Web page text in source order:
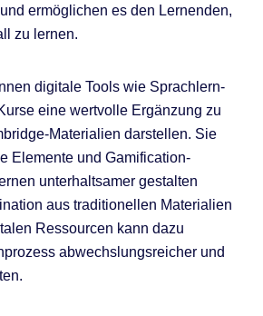
ermöglichen es den Lernenden,
zu lernen.
digitale Tools wie Sprachlern-
eine wertvolle Ergänzung zu
Materialien darstellen. Sie
Elemente und Gamification-
unterhaltsamer gestalten
aus traditionellen Materialien
Ressourcen kann dazu
abwechslungsreicher und